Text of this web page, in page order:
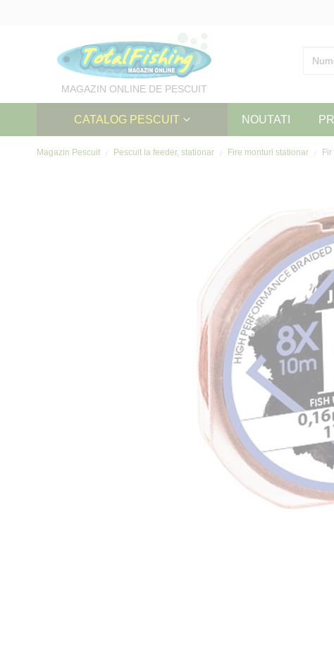
MAGAZIN ONLINE DE PESCUIT
CATALOG PESCUIT NOUTATI
Magazin Pescuit Pescuit la feeder, stationar Fire monturi stationar